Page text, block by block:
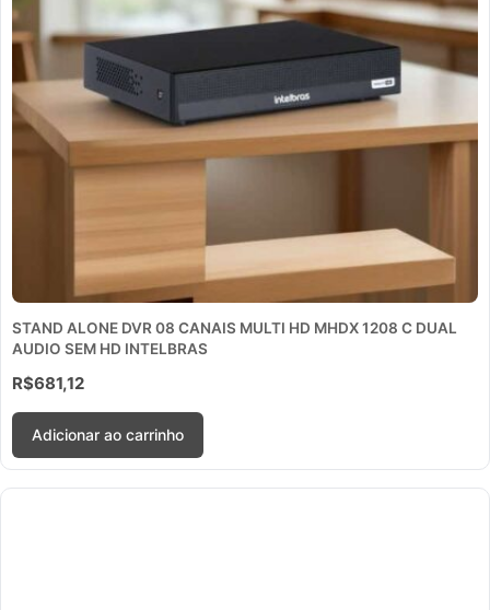
STAND ALONE DVR 08 CANAIS MULTI HD MHDX 1208 C DUAL
AUDIO SEM HD INTELBRAS
R$681,12
Adicionar ao carrinho